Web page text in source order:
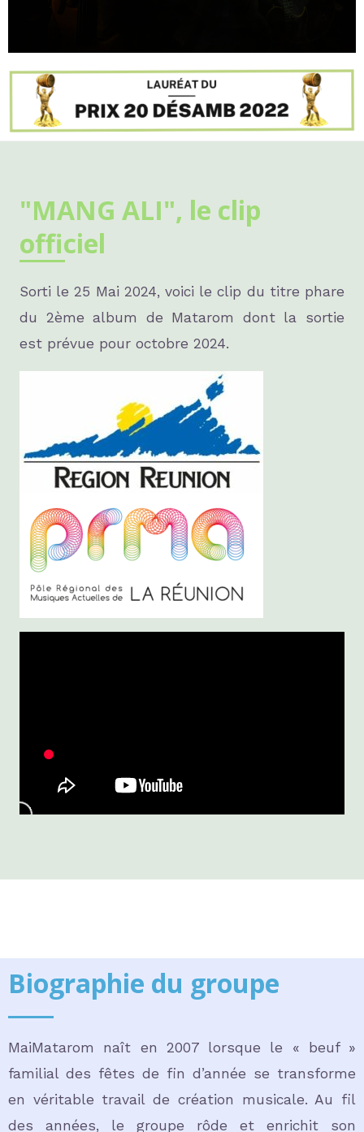
"MANG ALI", le clip
officiel
Sorti le 25 Mai 2024, voici le clip du titre phare
du 2ème album de Matarom dont la sortie
est prévue pour octobre 2024.
Biographie du groupe
MaiMatarom naît en 2007 lorsque le « beuf »
familial des fêtes de fin d’année se transforme
en véritable travail de création musicale. Au fil
des années, le groupe rôde et enrichit son